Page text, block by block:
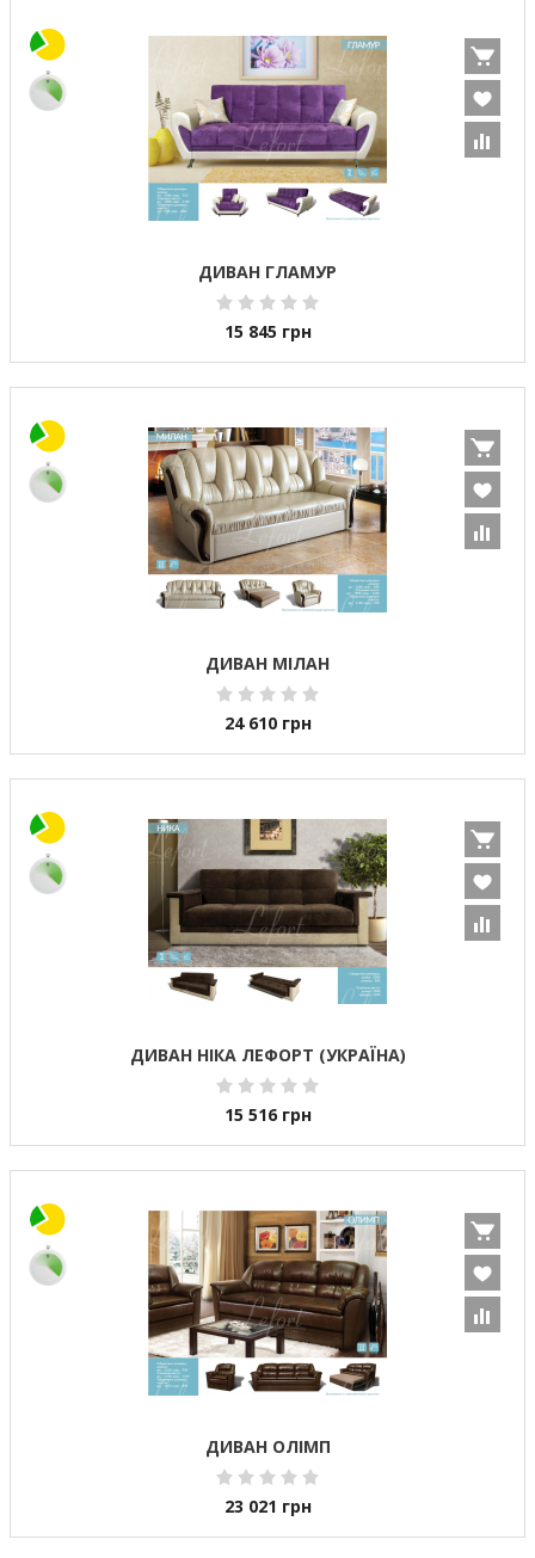
ДИВАН ГЛАМУР
15 845 грн
ДИВАН МІЛАН
24 610 грн
ДИВАН НІКА ЛЕФОРТ (УКРАЇНА)
15 516 грн
ДИВАН ОЛІМП
23 021 грн